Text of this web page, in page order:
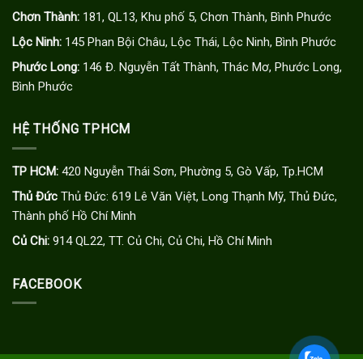
Chơn Thành: 181, QL13, Khu phố 5, Chơn Thành, Bình Phước
Lộc Ninh: 145 Phan Bội Châu, Lộc Thái, Lộc Ninh, Bình Phước
Phước Long: 146 Đ. Nguyễn Tất Thành, Thác Mơ, Phước Long,
Bình Phước
HỆ THỐNG TPHCM
TP HCM: 420 Nguyễn Thái Sơn, Phường 5, Gò Vấp, Tp.HCM
Thủ Đức Thủ Đức: 619 Lê Văn Việt, Long Thạnh Mỹ, Thủ Đức,
Thành phố Hồ Chí Minh
Củ Chi: 914 QL22, TT. Củ Chi, Củ Chi, Hồ Chí Minh
FACEBOOK